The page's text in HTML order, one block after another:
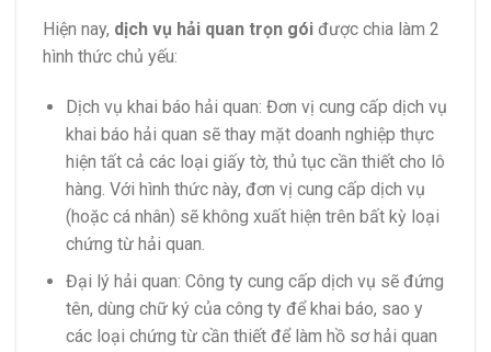
Hiện nay, dịch vụ hải quan trọn gói được chia làm 2
hình thức chủ yếu:
Dịch vụ khai báo hải quan: Đơn vị cung cấp dịch vụ
khai báo hải quan sẽ thay mặt doanh nghiệp thực
hiện tất cả các loại giấy tờ, thủ tục cần thiết cho lô
hàng. Với hình thức này, đơn vị cung cấp dịch vụ
(hoặc cá nhân) sẽ không xuất hiện trên bất kỳ loại
chứng từ hải quan.
Đại lý hải quan: Công ty cung cấp dịch vụ sẽ đứng
tên, dùng chữ ký của công ty để khai báo, sao y
các loại chứng từ cần thiết để làm hồ sơ hải quan